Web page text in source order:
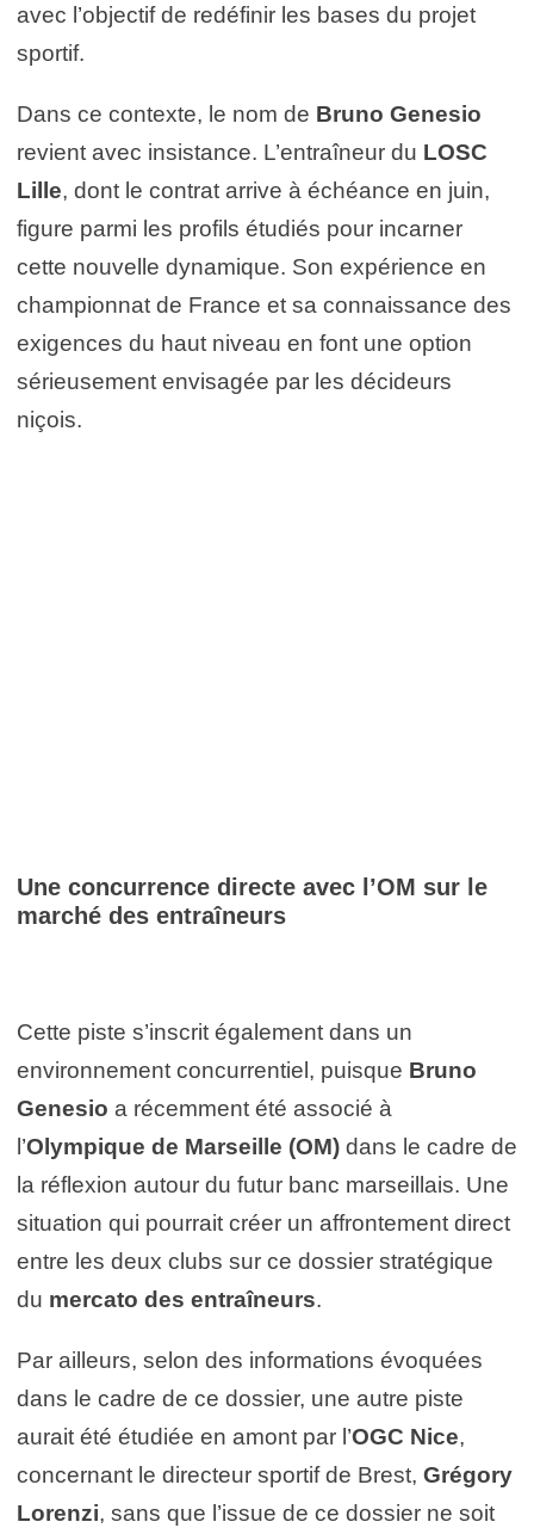
avec l’objectif de redéfinir les bases du projet
sportif.
Dans ce contexte, le nom de Bruno Genesio
revient avec insistance. L’entraîneur du LOSC
Lille, dont le contrat arrive à échéance en juin,
figure parmi les profils étudiés pour incarner
cette nouvelle dynamique. Son expérience en
championnat de France et sa connaissance des
exigences du haut niveau en font une option
sérieusement envisagée par les décideurs
niçois.
Une concurrence directe avec l’OM sur le
marché des entraîneurs
Cette piste s’inscrit également dans un
environnement concurrentiel, puisque Bruno
Genesio a récemment été associé à
l’Olympique de Marseille (OM) dans le cadre de
la réflexion autour du futur banc marseillais. Une
situation qui pourrait créer un affrontement direct
entre les deux clubs sur ce dossier stratégique
du mercato des entraîneurs.
Par ailleurs, selon des informations évoquées
dans le cadre de ce dossier, une autre piste
aurait été étudiée en amont par l’OGC Nice,
concernant le directeur sportif de Brest, Grégory
Lorenzi, sans que l’issue de ce dossier ne soit